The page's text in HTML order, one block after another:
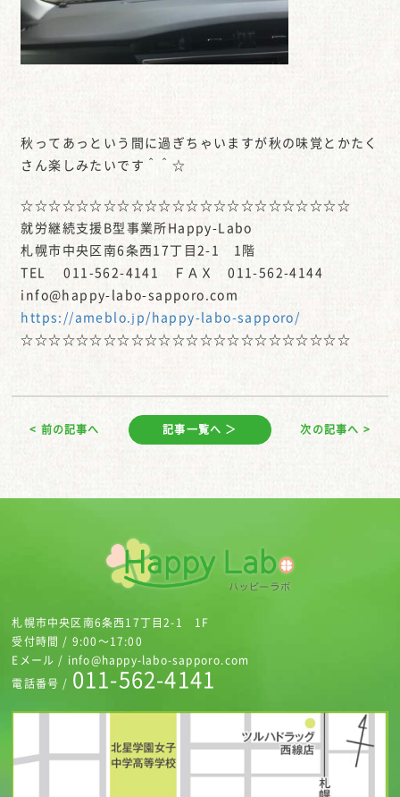
秋ってあっという間に過ぎちゃいますが秋の味覚とかたく
さん楽しみたいです＾＾☆
☆☆☆☆☆☆☆☆☆☆☆☆☆☆☆☆☆☆☆☆☆☆☆☆
就労継続支援B型事業所Happy-Labo
札幌市中央区南6条西17丁目2-1 1階
TEL 011-562-4141 ＦＡＸ 011-562-4144
info@happy-labo-sapporo.com
https://ameblo.jp/happy-labo-sapporo/
☆☆☆☆☆☆☆☆☆☆☆☆☆☆☆☆☆☆☆☆☆☆☆☆
< 前の記事へ 記事一覧へ ＞ 次の記事へ >
札幌市中央区南6条西17丁目2-1 1F
受付時間 / 9:00～17:00
Eメール / info@happy-labo-sapporo.com
電話番号 / 011-562-4141